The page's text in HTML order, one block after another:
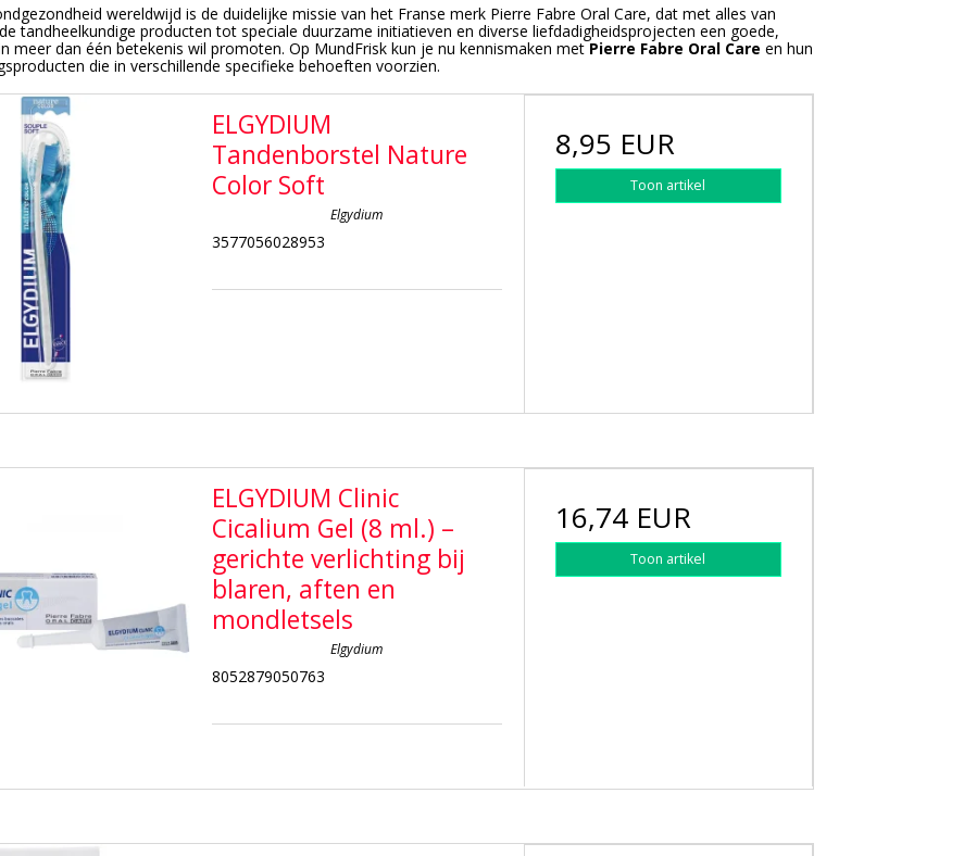
wereldwijd is de duidelijke missie van het Franse merk Pierre Fabre Oral Care, dat met alles van
tandheelkundige producten tot speciale duurzame initiatieven en diverse liefdadigheidsprojecten een goede,
meer dan één betekenis wil promoten. Op MundFrisk kun je nu kennismaken metPierre Fabre Oral Care en hun
die in verschillende specifieke behoeften voorzien.
ELGYDIUM
Tandenborstel Nature
Color Soft
Elgydium
3577056028953
8,95 EUR
Toon artikel
ELGYDIUM Clinic
Cicalium Gel (8 ml.) –
gerichte verlichting bij
blaren, aften en
mondletsels
Elgydium
8052879050763
16,74 EUR
Toon artikel